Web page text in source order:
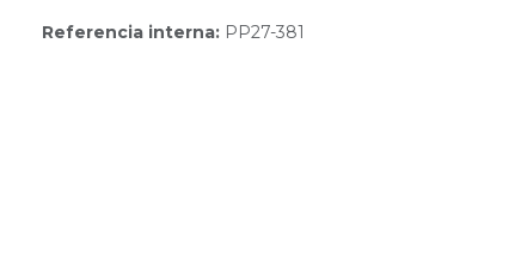
Referencia interna: PP27-381